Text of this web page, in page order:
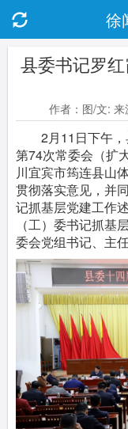
徐
县委书记罗
作者：图/文:
2月11日下午，
第74次常委会（扩
川宜宾市筠连县山
贯彻落实意见，并
记抓基层党建工作
（工）委书记抓基
委会党组书记、主